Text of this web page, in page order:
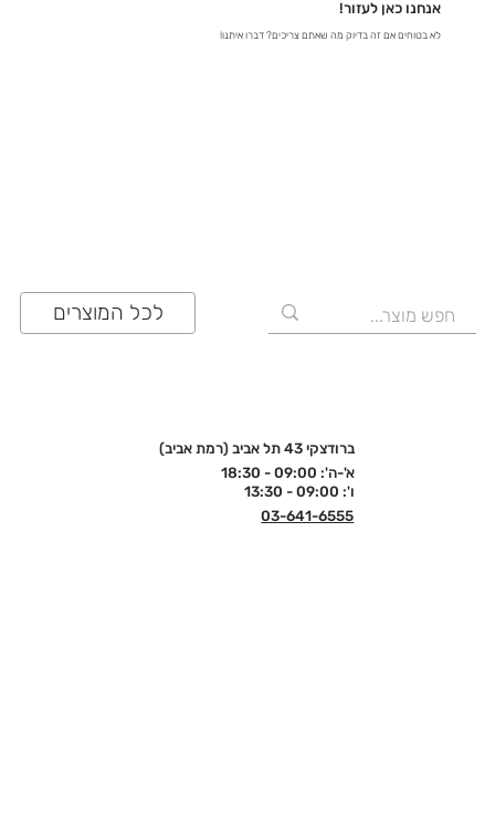
אנחנו כאן לעזור!
לא בטוחים אם זה בדיוק מה שאתם צריכים? דברו איתנו!
לכל המוצרים
ברודצקי 43 תל אביב (רמת אביב)
א'-ה': 09:00 - 18:30
ו': 09:00 - 13:30
03-641-6555